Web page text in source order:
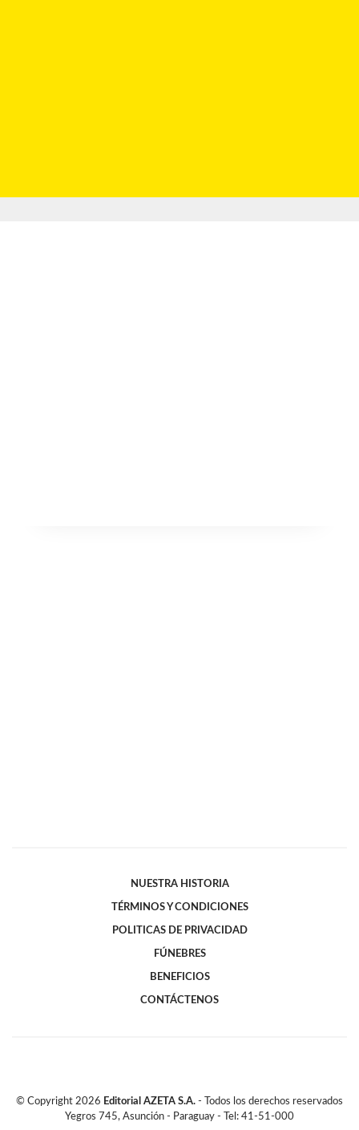
NUESTRA HISTORIA
TÉRMINOS Y CONDICIONES
POLITICAS DE PRIVACIDAD
FÚNEBRES
BENEFICIOS
CONTÁCTENOS
© Copyright 2026 Editorial AZETA S.A. - Todos los derechos reservados
Yegros 745, Asunción - Paraguay - Tel: 41-51-000